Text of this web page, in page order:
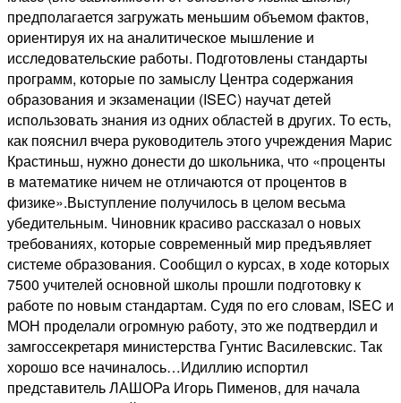
предполагается загружать меньшим объемом фактов,
ориентируя их на аналитическое мышление и
исследовательские работы. Подготовлены стандарты
программ, которые по замыслу Центра содержания
образования и экзаменации (ISEC) научат детей
использовать знания из одних областей в других. То есть,
как пояснил вчера руководитель этого учреждения Марис
Крастиньш, нужно донести до школьника, что «проценты
в математике ничем не отличаются от процентов в
физике».Выступление получилось в целом весьма
убедительным. Чиновник красиво рассказал о новых
требованиях, которые современный мир предъявляет
системе образования. Сообщил о курсах, в ходе которых
7500 учителей основной школы прошли подготовку к
работе по новым стандартам. Судя по его словам, ISEC и
МОН проделали огромную работу, это же подтвердил и
замгоссекретаря министерства Гунтис Василевскис. Так
хорошо все начиналось…Идиллию испортил
представитель ЛАШОРа Игорь Пименов, для начала